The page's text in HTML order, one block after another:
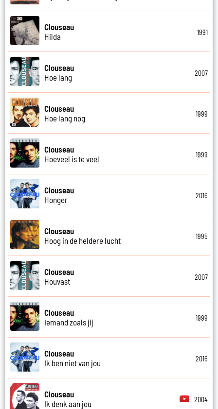
Clouseau
Hilda
1991
Clouseau
Hoe lang
2007
Clouseau
Hoe lang nog
1999
Clouseau
Hoeveel is te veel
1999
Clouseau
Honger
2016
Clouseau
Hoog in de heldere lucht
1995
Clouseau
Houvast
2007
Clouseau
Iemand zoals jij
1999
Clouseau
Ik ben niet van jou
2016
Clouseau
Ik denk aan jou
2004